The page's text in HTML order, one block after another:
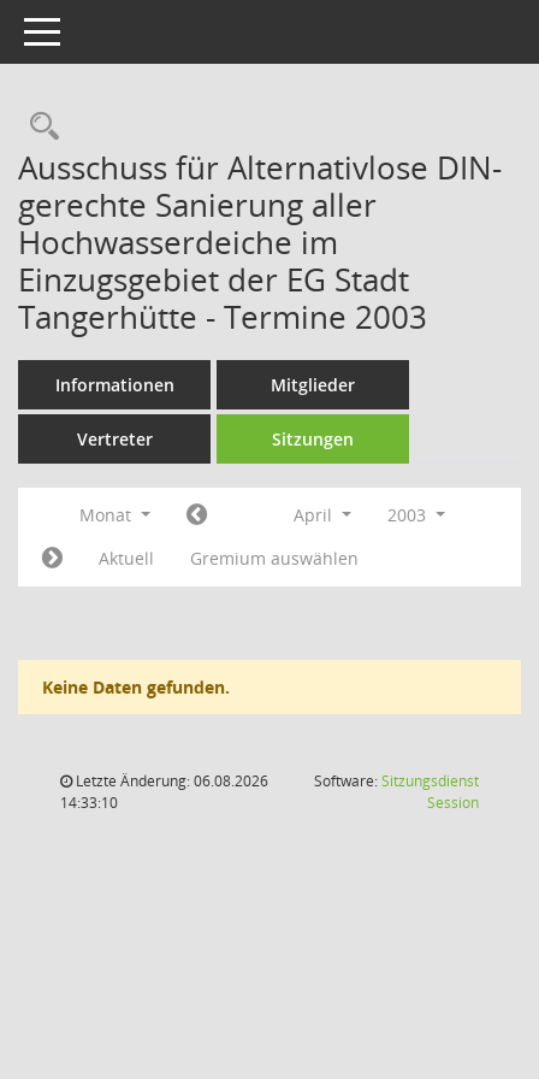
Toggle navigation
Rechercheauswahl
Ausschuss für Alternativlose DIN-
gerechte Sanierung aller
Hochwasserdeiche im
Einzugsgebiet der EG Stadt
Tangerhütte - Termine 2003
Informationen Mitglieder
Vertreter Sitzungen
Monat April
2003
Aktuell
Gremium auswählen
Keine Daten gefunden.
Letzte Änderung: 06.08.2026
14:33:10
Software:Sitzungsdienst
Session(Wird in